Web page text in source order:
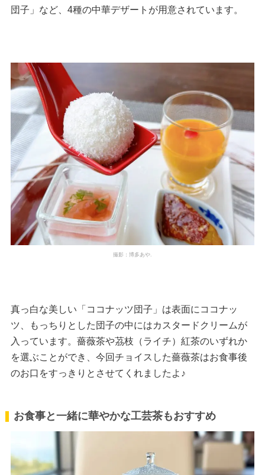
団子」など、4種の中華デザートが用意されています。
撮影：博多あや.
真っ白な美しい「ココナッツ団子」は表面にココナッ
ツ、もっちりとした団子の中にはカスタードクリームが
入っています。薔薇茶や茘枝（ライチ）紅茶のいずれか
を選ぶことができ、今回チョイスした薔薇茶はお食事後
のお口をすっきりとさせてくれましたよ♪
お食事と一緒に華やかな工芸茶もおすすめ